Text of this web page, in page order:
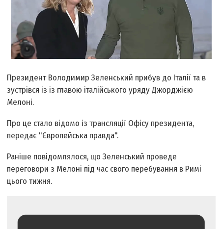
Президент Володимир Зеленський прибув до Італії та в
зустрівся із із главою італійського уряду Джорджією
Мелоні.
Про це стало відомо із трансляції Офісу президента,
передає "Європейська правда".
Раніше повідомлялося, що Зеленський проведе
переговори з Мелоні під час свого перебування в Римі
цього тижня.